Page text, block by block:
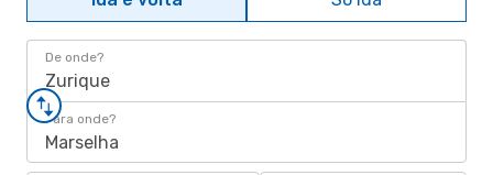
De onde?
Zurique
Para onde?
Marselha